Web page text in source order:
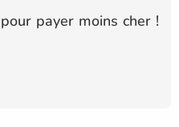
payer moins cher !